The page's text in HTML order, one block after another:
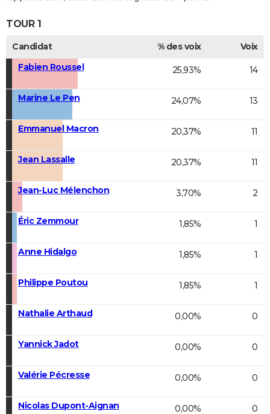
TOUR 1
Candidat % des voix
Voix
Fabien Roussel
25,93% 14
Marine Le Pen 24,07% 13
Emmanuel Macron 20,37% 11
Jean Lassalle 20,37% 11
Jean-Luc Mélenchon 3,70% 2
Éric Zemmour 1,85% 1
Anne Hidalgo 1,85% 1
Philippe Poutou 1,85% 1
Nathalie Arthaud 0,00% 0
Yannick Jadot 0,00% 0
Valérie Pécresse 0,00% 0
Nicolas Dupont-Aignan 0,00% 0